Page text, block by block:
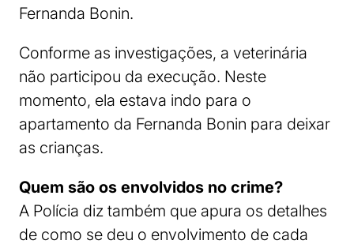
Fernanda Bonin.
Conforme as investigações, a veterinária
não participou da execução. Neste
momento, ela estava indo para o
apartamento da Fernanda Bonin para deixar
as crianças.
Quem são os envolvidos no crime?
A Polícia diz também que apura os detalhes
de como se deu o envolvimento de cada